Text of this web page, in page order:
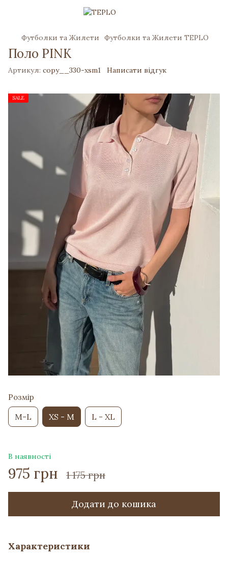
Футболки та Жилети Футболки та Жилети TEPLO
Поло PINK
Артикул: copy__330-xsm1 Написати відгук
SALE
Розмір
M-L XS - M L - XL
В наявності
975 грн 1 175 грн
Додати до кошика
Характеристики